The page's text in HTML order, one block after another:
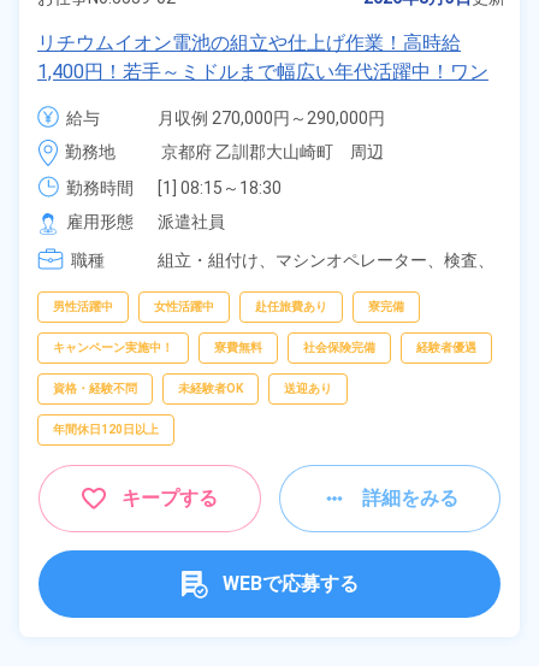
リチウムイオン電池の組立や仕上げ作業！高時給
1,400円！若手～ミドルまで幅広い年代活躍中！ワン
ルーム寮完備＆赴任寮費会社負担！正社員登用制度あ
り◎日払いOK！《京都府大山崎町》
給与
月収例 270,000円～290,000円
時給 1,400円～1,400円
勤務地
京都府 乙訓郡大山崎町　周辺
勤務時間
[1] 08:15～18:30
[2] 20:15～06:30
[3] 08:15～17:00
[4] 20:15～05:00
雇用形態
派遣社員
職種
組立・組付け、 マシンオペレーター、 検査、
男性活躍中 女性活躍中 赴任旅費あり 寮完備
キャンペーン実施中！ 寮費無料 社会保険完備 経験者優遇
資格・経験不問 未経験者OK 送迎あり
年間休日120日以上
キープする 詳細をみる
WEBで応募する